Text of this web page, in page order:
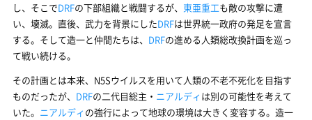
し、そこでDRFの下部組織と戦闘するが、 東亜重工も敵の攻撃に遭
い、壊滅。直後、武力を背景にしたDRFは世界統一政府の発足を宣言
する。そして造一と仲間たちは、 DRFの進める人類総改換計画を巡っ
て戦い続ける。
その計画とは本来、N5Sウイルスを用いて人類の不老不死化を目指す
ものだったが、 DRFの二代目総主・ ニアルディ は別の可能性を考えて
いた。 ニアルディ の強行によって地球の環境は大きく変容する。造一